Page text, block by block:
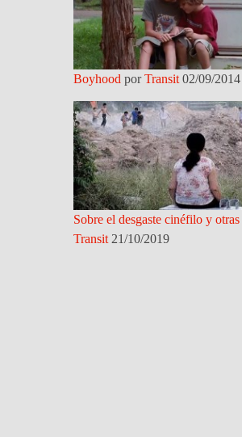
Boyhood porTransit 02/09/2014
Sobre el desgaste cinéfilo y
Transit 21/10/2019